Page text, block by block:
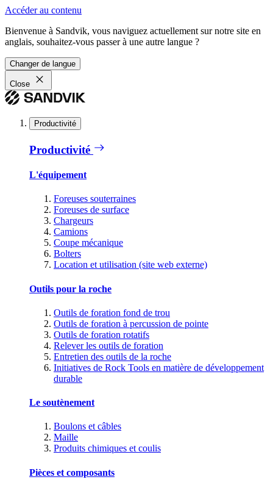
Accéder au contenu
Bienvenue à Sandvik, vous naviguez actuellement sur notre site en
anglais, souhaitez-vous passer à une autre langue ?
Changer de langue
Close
Productivité
Productivité
L'équipement
Foreuses souterraines
Foreuses de surface
Chargeurs
Camions
Coupe mécanique
Bolters
Location et utilisation (site web externe)
Outils pour la roche
Outils de foration fond de trou
Outils de foration à percussion de pointe
Outils de foration rotatifs
Relever les outils de foration
Entretien des outils de la roche
Initiatives de Rock Tools en matière de développement
durable
Le soutènement
Boulons et câbles
Maille
Produits chimiques et coulis
Pièces et composants